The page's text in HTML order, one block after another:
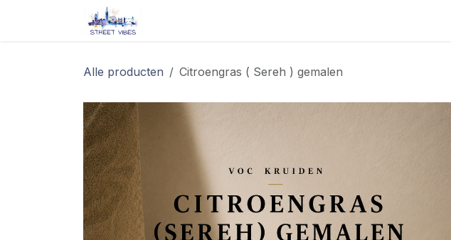
Overslaan naar inhoud
Alle producten Citroengras ( Sereh ) gemalen